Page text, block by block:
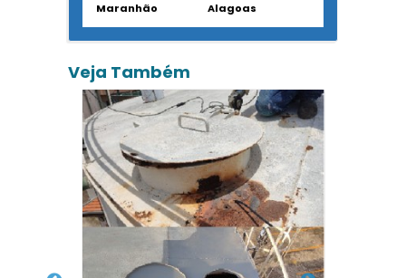
Maranhão
Alagoas
Veja Também